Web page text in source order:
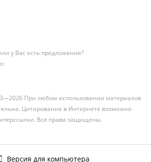
у Вас есть предложения?
При любом использовании материалов
Цитирование в Интернете возможно
Все права защищены.
Версия для компьютера